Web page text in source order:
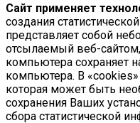
Сайт применяет
создания
представляет собой
отсылаемый веб-
компьютера сохраняет
компьютера. В
которая может быть
сохранения Ваших
сбора статистической